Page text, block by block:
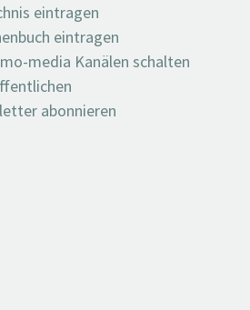
eintragen
eintragen
media Kanälen schalten
abonnieren